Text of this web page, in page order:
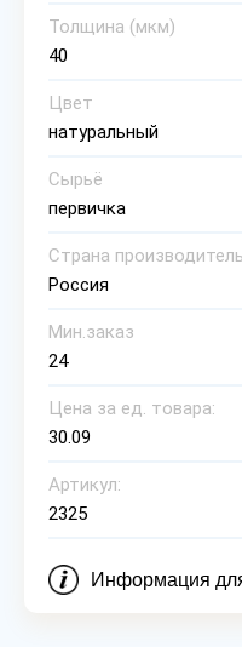
Толщина (мкм)
40
Цвет
натуральный
Сырьё
первичка
Страна производитель
Россия
Мин.заказ
24
Цена за ед. товара:
30.09
Артикул:
2325
Информация